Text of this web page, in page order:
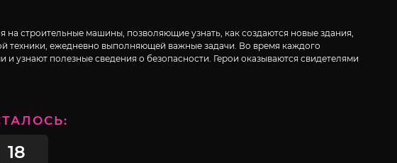
строительные машины, позволяющие узнать, как создаются новые здания,
техники, ежедневно выполняющей важные задачи. Во время каждого
полезные сведения о безопасности. Герои оказываются свидетелями
17